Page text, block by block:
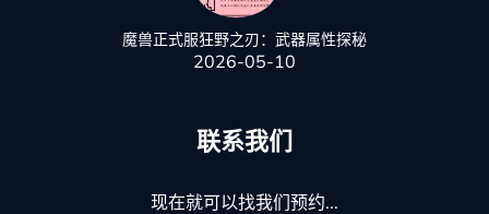
魔兽正式服狂野之刃：武器属性探秘
2026-05-10
联系我们
现在就可以找我们预约...